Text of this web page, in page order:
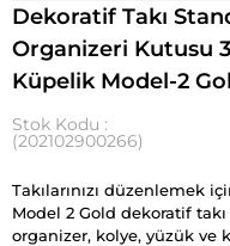
Dekoratif Takı
Organizeri Kutusu
Küpelik Model-2
Stok Kodu
(202102900266)
Takılarınızı düzenlemek
Model 2 Gold dekoratif
organizer, kolye, yüzük ve